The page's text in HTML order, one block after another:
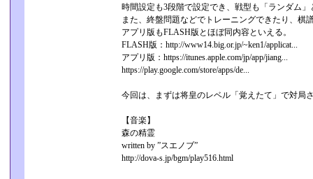
時間設定も3段階で設定でき、戦型も「ランダム
また、終盤問題などでトレーニングできたり、棋
アプリ版もFLASH版とほぼ同内容といえる。
FLASH版：http://www14.big.or.jp/~ken1/applicat...
アプリ版：https://itunes.apple.com/jp/app/jiang...
https://play.google.com/store/apps/de...
今回は、まずは将皇のレベル「覚えたて」で対局
【音楽】
森の精霊
written by ”スエノブ”
http://dova-s.jp/bgm/play516.html